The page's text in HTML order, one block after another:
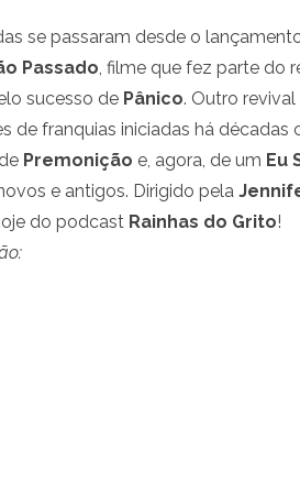
se passaram desde o
Passado , filme que fez parte do
sucesso de Pânico. Outro
de franquias iniciadas há décadas
Premonição e, agora, de um Eu
e antigos. Dirigido pela
do podcast Rainhas do Grito!